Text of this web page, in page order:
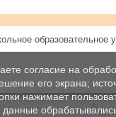
образовательное
согласие на
его экрана;
нажимает